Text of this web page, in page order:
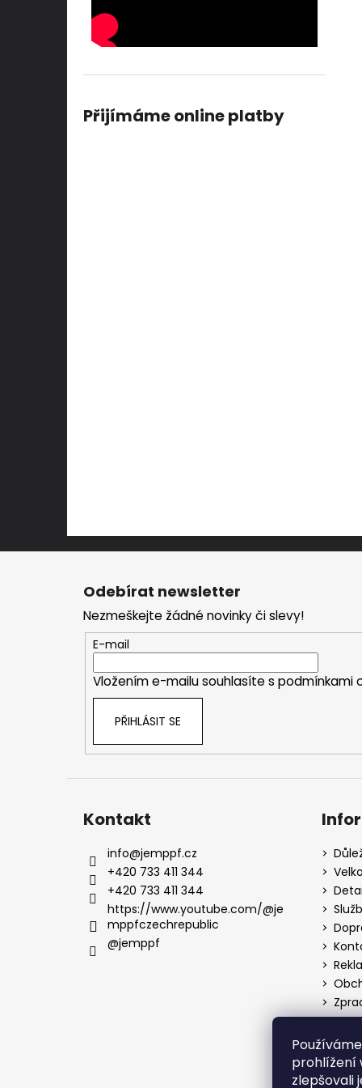
prohlížení
zlepšovali
Přijímáme online platby
Odebírat newsletter
Nezmeškejte žádné novinky či slevy!
E-mail
Vložením e-mailu souhlasíte s podmínkami
PŘIHLÁSIT SE
Kontakt
info@jemppf.cz
+420 733 411 344
+420 733 411 344
https://www.youtube.com/@je
mppfczechrepublic
@jemppf